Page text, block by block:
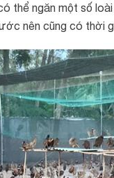
thể ngăn một số loài
nên cũng có thời